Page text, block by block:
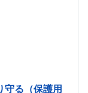
守る（保護用